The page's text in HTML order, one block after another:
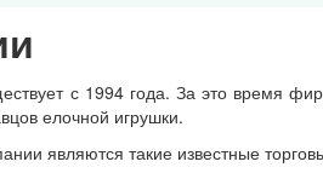
с 1994 года. За это время
елочной игрушки.
являются такие известные